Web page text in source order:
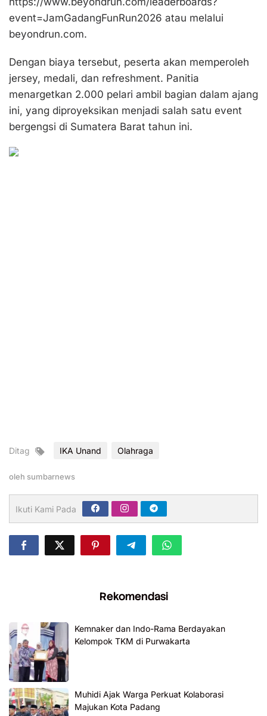
event=JamGadangFunRun2026 atau melalui
beyondrun.com.
Dengan biaya tersebut, peserta akan memperoleh
jersey, medali, dan refreshment. Panitia
menargetkan 2.000 pelari ambil bagian dalam ajang
ini, yang diproyeksikan menjadi salah satu event
bergengsi di Sumatera Barat tahun ini.
Ditag IKA Unand Olahraga
oleh sumbarnews
Ikuti Kami Pada
Rekomendasi
Kemnaker dan Indo-Rama Berdayakan
Kelompok TKM di Purwakarta
Muhidi Ajak Warga Perkuat Kolaborasi
Majukan Kota Padang